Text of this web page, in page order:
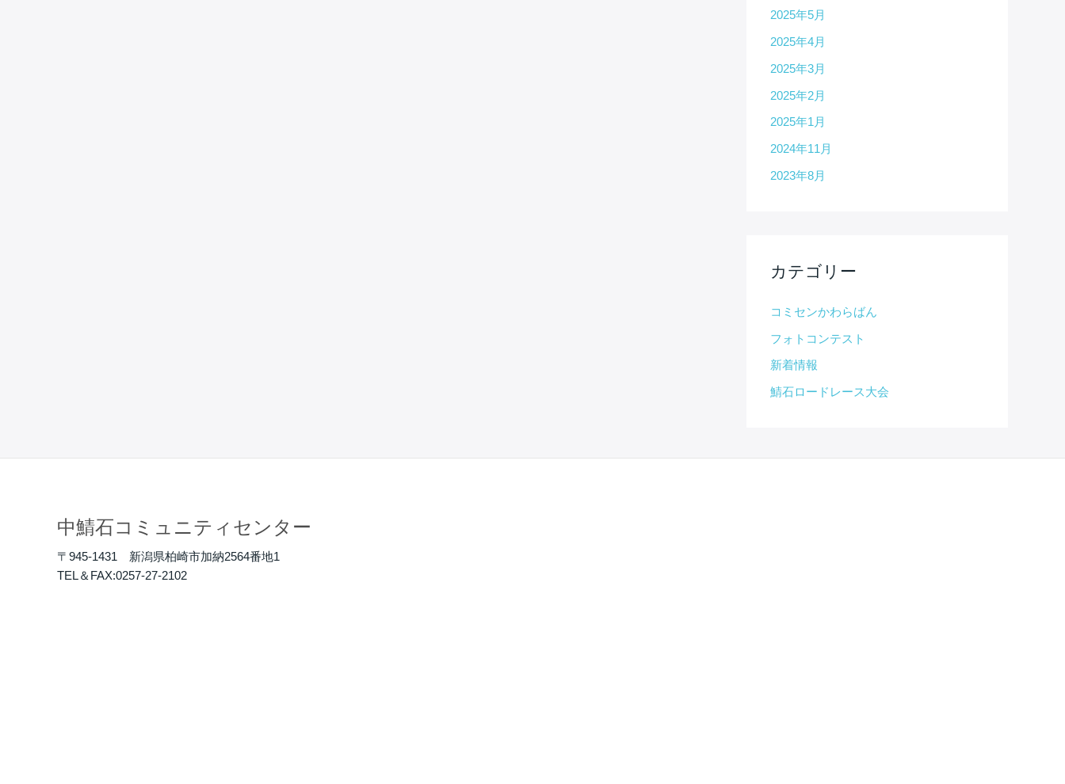
2025年5月
2025年4月
2025年3月
2025年2月
2025年1月
2024年11月
2023年8月
カテゴリー
コミセンかわらばん
フォトコンテスト
新着情報
鯖石ロードレース大会
中鯖石コミュニティセンター
〒945-1431 新潟県柏崎市加納2564番地1
TEL＆FAX:0257-27-2102